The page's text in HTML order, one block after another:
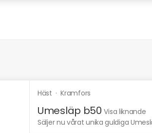
Häst ·Kramfors
Umesläp b50 Visa liknande
Säljer nu vårat unika guldiga